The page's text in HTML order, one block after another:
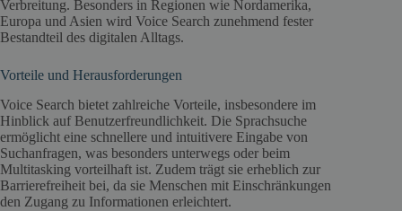
Verbreitung. Besonders in Regionen wie Nordamerika,
Europa und Asien wird Voice Search zunehmend fester
Bestandteil des digitalen Alltags.
Vorteile und Herausforderungen
Voice Search bietet zahlreiche Vorteile, insbesondere im
Hinblick auf Benutzerfreundlichkeit. Die Sprachsuche
ermöglicht eine schnellere und intuitivere Eingabe von
Suchanfragen, was besonders unterwegs oder beim
Multitasking vorteilhaft ist. Zudem trägt sie erheblich zur
Barrierefreiheit bei, da sie Menschen mit Einschränkungen
den Zugang zu Informationen erleichtert.